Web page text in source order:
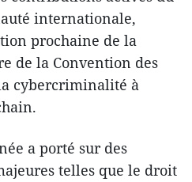
internationale,
prochaine de la
de la Convention des
cybercriminalité à
a porté sur des
telles que le droit